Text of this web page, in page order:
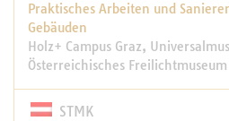
Praktisches Arbeiten und
Gebäuden
Holz+ Campus Graz,
Österreichisches
STMK